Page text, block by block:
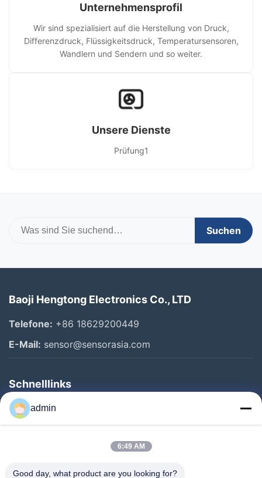
Unternehmensprofil
Wir sind spezialisiert auf die Herstellung von Druck,
Differenzdruck, Flüssigkeitsdruck, Temperatursensoren,
Wandlern und Sendern und so weiter.
Unsere Dienste
Prüfung1
Suchen
Baoji Hengtong Electronics Co., LTD
Telefone: +86 18629200449
E-Mail: sensor@sensorasia.com
Schnelllinks
Haus
Produkte
Über Uns
admin
6:49 AM
Good day, what product are you looking for?